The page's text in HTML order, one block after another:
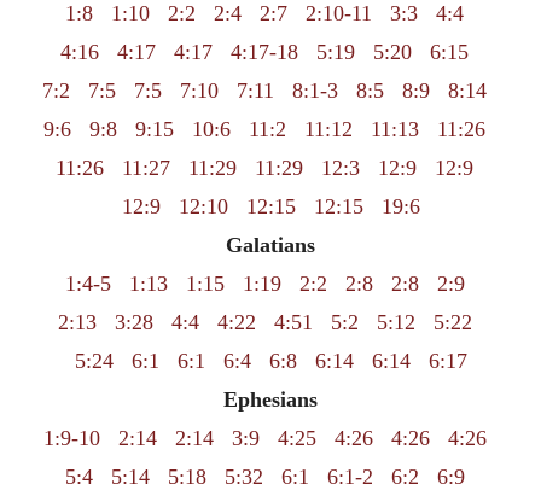
1:8
1:10 2:2 2:4 2:7 2:10-11 3:3
4:4
4:16
4:17 4:17 4:17-18 5:19 5:20
6:15
7:2
7:5 7:5 7:10 7:11 8:1-3 8:5 8:9
8:14
9:6
9:8 9:15 10:6 11:2 11:12 11:13
11:26
11:26
11:27 11:29 11:29 12:3 12:9
12:9
12:9
12:10 12:15 12:15
19:6
Galatians
1:4-5
1:13 1:15 1:19 2:2 2:8 2:8
2:9
2:13
3:28 4:4 4:22 4:51 5:2 5:12
5:22
5:24
6:1 6:1 6:4 6:8 6:14 6:14
6:17
Ephesians
1:9-10
2:14 2:14 3:9 4:25 4:26 4:26
4:26
5:4
5:14 5:18 5:32 6:1 6:1-2 6:2
6:9